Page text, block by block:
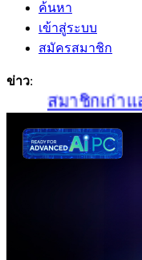
ค้นหา
เข้าสู่ระบบ
สมัครสมาชิก
ข่าว:
สมาชิกเก่าแล